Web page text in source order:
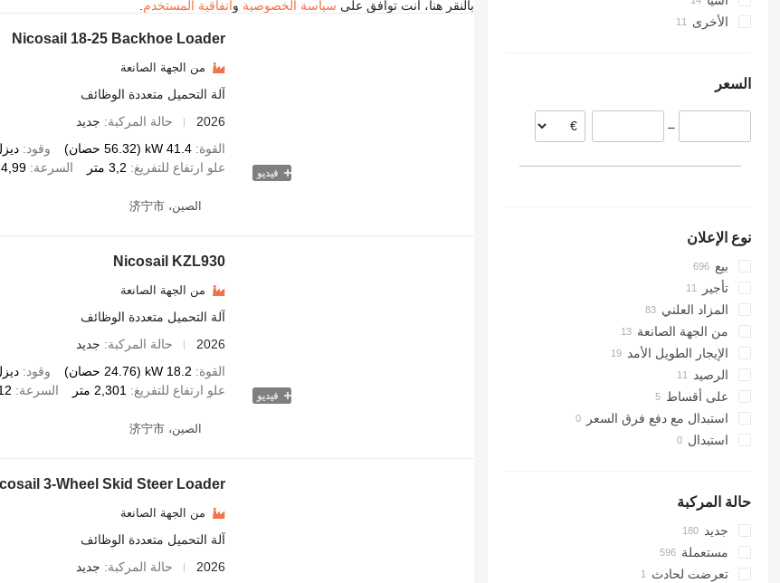
هولندا
الدنمارك
فرنسا
الصين
الأخرى
السعر
–
نوع الإعلان
بيع
تأجير
المزاد العلني
من الجهة الصانعة
الإيجار الطويل الأمد
الرصيد
على أقساط
استبدال مع دفع فرق السعر
استبدال
حالة المركبة
جديد
مستعملة
تعرضت لحادث
بالنقر هنا، أنت توافق على سياسة الخصوصية واتفاقية المستخدم
فيديو
Nicosail 18-25 Backhoe Loader
من الجهة الصانعة
آلة التحميل متعددة الوظائف
2026
حالة المركبة
جديد
القوة 41.4 kW (56.32 حصان) وقود
علو ارتفاع للتفريغ
3,2 متر السرعة 24,99 كيلومتر /
الصين، 济宁市
فيديو
Nicosail KZL930
من الجهة الصانعة
آلة التحميل متعددة الوظائف
2026
حالة المركبة
جديد
القوة
18.2 kW (24.76 حصان) وقود
علو ارتفاع للتفريغ
2,301 متر السرعة 12 كيلومتر
الصين، 济宁市
3-Wheel Skid Steer Loader
من الجهة الصانعة
آلة التحميل متعددة الوظائف
2026
حالة المركبة
جديد